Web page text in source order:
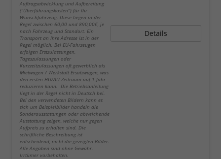
Auftragsabwicklung und Aufbereitung
("Überführungskosten") für Ihr
Wunschfahrzeug. Diese liegen in der
Regel zwischen 60,00 und 890,00€, je
nach Fahrzeug und Standort. Ein
Transport an Ihre Adresse ist in der
Regel möglich. Bei EU-Fahrzeugen
erfolgen Erstzulassungen,
Tageszulassungen oder
Kurzzeitzulassungen oft gewerblich als
Mietwagen / Werkstatt Ersatzwagen, was
den ersten HU/AU Zeitraum auf 1 Jahr
reduzieren kann. Die Betriebsanleitung
liegt in der Regel nicht in Deutsch bei.
Bei den verwendeten Bildern kann es
sich um Beispielbilder handeln die
Sonderausstattungen oder abweichende
Ausstattung zeigen, welche nur gegen
Aufpreis zu erhalten sind. Die
schriftliche Beschreibung ist
entscheidend, nicht die gezeigten Bilder.
Alle Angaben sind ohne Gewähr.
Irrtümer vorbehalten.
Details